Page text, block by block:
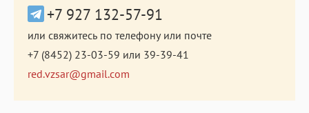
+7 927 132-57-91
или свяжитесь по телефону или почте
+7 (8452) 23-03-59 или 39-39-41
red.vzsar@gmail.com